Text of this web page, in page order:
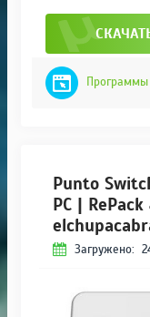
Программы
Punto
РС |
Загружено: